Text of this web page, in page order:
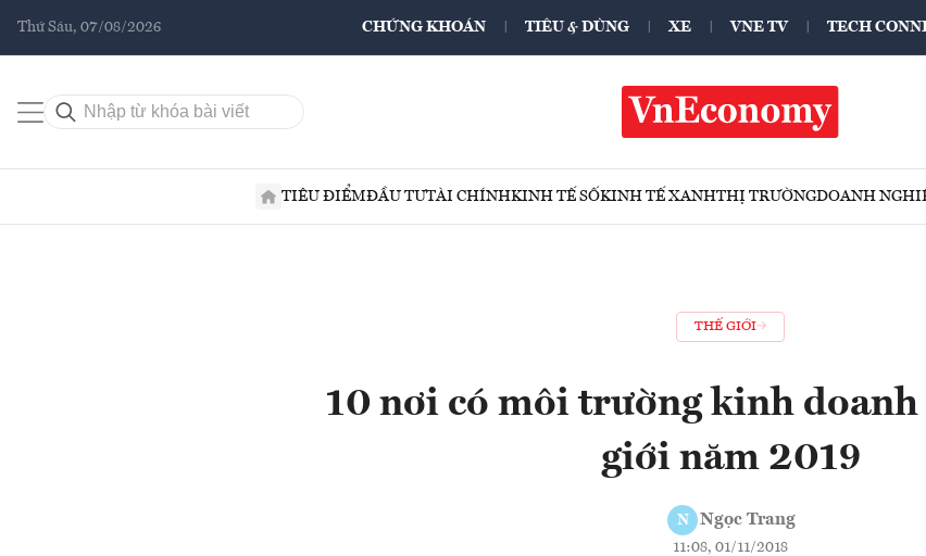
Thứ Sáu, 07/08/2026 CHỨNG KHOÁN TIÊU & DÙNG XE VNE TV TECH
TIÊU ĐIỂMĐẦU TƯTÀI CHÍNHKINH TẾ SỐKINH TẾ XANHTHỊ TRƯỜNGDOANH
THẾ GIỚI
10 nơi có môi trường kinh
giới năm 2019
N Ngọc Trang
11:08, 01/11/2018